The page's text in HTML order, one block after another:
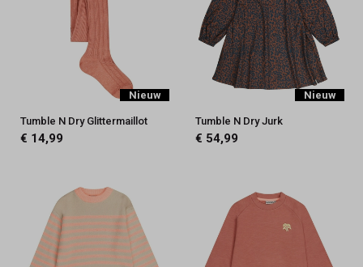
Nieuw
Tumble N Dry Glittermaillot
€ 14,99
Nieuw
Tumble N Dry Jurk
€ 54,99